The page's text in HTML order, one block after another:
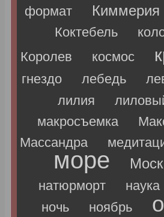
формат Киммерия
Коктебель
Королев
космос
гнездо
лебедь
лилия
макросъемка
Массандра
море
натюрморт
наука
ночь
ноябрь